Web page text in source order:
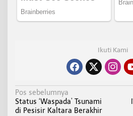
Ikuti Kami
N
a
Pos sebelumnya
Status ‘Waspada’ Tsunami
di Pesisir Kaltara Berakhir